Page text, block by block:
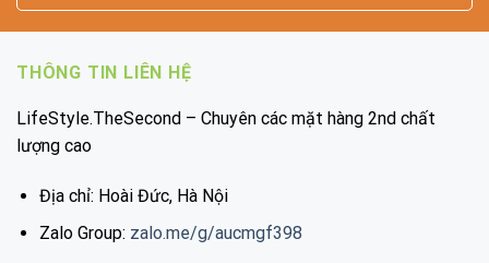
THÔNG TIN LIÊN HỆ
LifeStyle.TheSecond – Chuyên các mặt hàng 2nd chất
lượng cao
Địa chỉ: Hoài Đức, Hà Nội
Zalo Group: zalo.me/g/aucmgf398